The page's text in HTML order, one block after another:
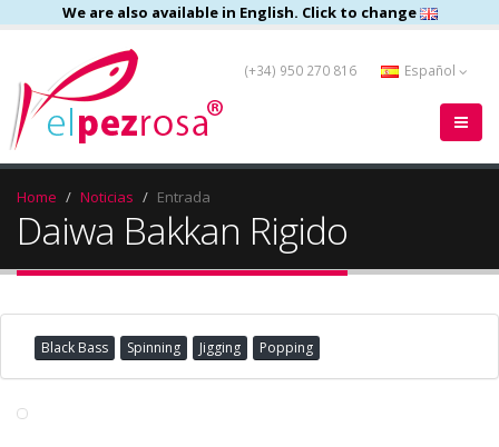
We are also available in English. Click to change
(+34) 950 270 816 Español
Home Noticias Entrada
Daiwa Bakkan Rigido
Black Bass Spinning Jigging Popping